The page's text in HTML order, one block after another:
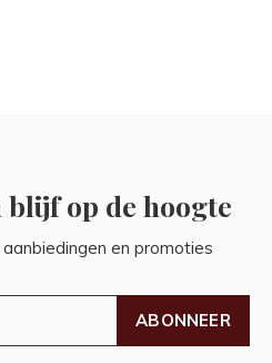
op de hoogte
en promoties
ABONNEER